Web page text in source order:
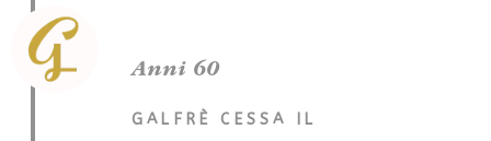
Anni 60
GALFRÈ CESSA IL